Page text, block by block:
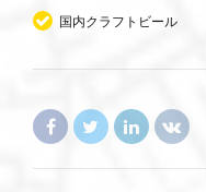
国内クラフトビール